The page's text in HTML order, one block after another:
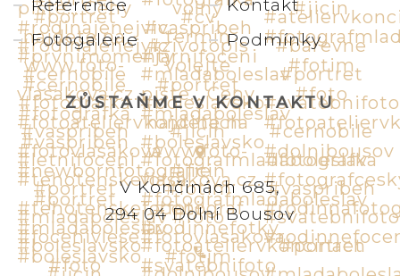
Reference
Fotogalerie
Kontakt
Podmínky
ZŮSTAŇME V KONTAKTU
V Končinách 685,
294 04 Dolní Bousov